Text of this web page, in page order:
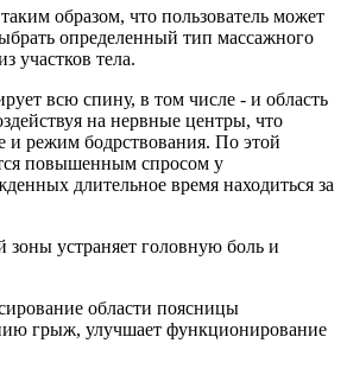
образом, что пользователь может
определенный тип массажного
участков тела.
всю спину, в том числе - и область
на нервные центры, что
и режим бодрствования. По этой
повышенным спросом у
длительное время находиться за
зоны устраняет головную боль и
области поясницы
грыж, улучшает функционирование